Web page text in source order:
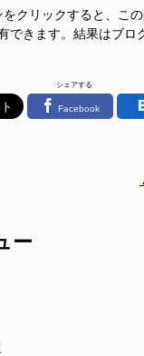
クリックすると、こ
できます。結果はブロ
シェアする
Facebook
ー